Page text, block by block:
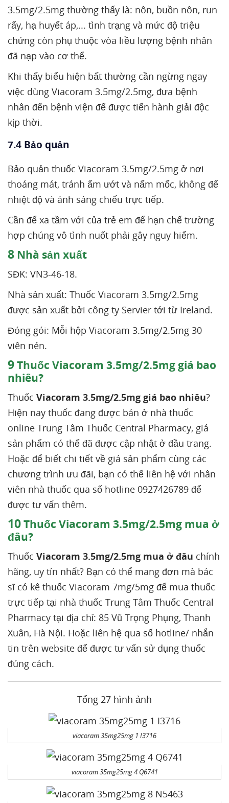
3.5mg/2.5mg thường thấy là: nôn, buồn nôn, run
rẩy, hạ huyết áp,... tình trạng và mức độ triệu
chứng còn phụ thuộc vòa liều lượng bệnh nhân
đã nạp vào cơ thể.
Khi thấy biểu hiện bất thường cần ngừng ngay
việc dùng Viacoram 3.5mg/2.5mg, đưa bệnh
nhân đến bệnh viện để được tiến hành giải độc
kịp thời.
7.4 Bảo quản
Bảo quản thuốc Viacoram 3.5mg/2.5mg ở nơi
thoáng mát, tránh ẩm ướt và nấm mốc, không để
nhiệt độ và ánh sáng chiếu trực tiếp.
Cần để xa tầm với của trẻ em để hạn chế trường
hợp chúng vô tình nuốt phải gây nguy hiểm.
8 Nhà sản xuất
SĐK: VN3-46-18.
Nhà sản xuất: Thuốc Viacoram 3.5mg/2.5mg
được sản xuất bởi công ty Servier tới từ Ireland.
Đóng gói: Mỗi hộp Viacoram 3.5mg/2.5mg 30
viên nén.
9Thuốc Viacoram 3.5mg/2.5mg giá bao
nhiêu?
Thuốc Viacoram 3.5mg/2.5mg giá bao nhiêu?
Hiện nay thuốc đang được bán ở nhà thuốc
online Trung Tâm Thuốc Central Pharmacy, giá
sản phẩm có thể đã được cập nhật ở đầu trang.
Hoặc để biết chi tiết về giá sản phẩm cùng các
chương trình ưu đãi, bạn có thể liên hệ với nhân
viên nhà thuốc qua số hotline 0927426789 để
được tư vấn thêm.
10Thuốc Viacoram 3.5mg/2.5mg mua ở
đâu?
Thuốc Viacoram 3.5mg/2.5mg mua ở đâu chính
hãng, uy tín nhất? Bạn có thể mang đơn mà bác
sĩ có kê thuốc Viacoram 7mg/5mg để mua thuốc
trực tiếp tại nhà thuốc Trung Tâm Thuốc Central
Pharmacy tại địa chỉ: 85 Vũ Trọng Phụng, Thanh
Xuân, Hà Nội. Hoặc liên hệ qua số hotline/ nhắn
tin trên website để được tư vấn sử dụng thuốc
đúng cách.
Tổng 27 hình ảnh
viacoram 35mg25mg 1 I3716
viacoram 35mg25mg 4 Q6741